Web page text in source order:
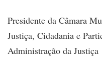
Presidente da Câmara
Justiça, Cidadania e
Administração da Justiça